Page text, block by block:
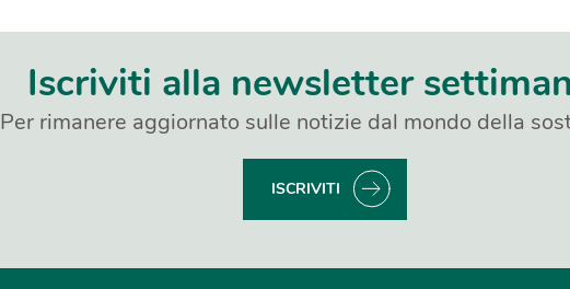
Iscriviti alla newsletter
Per rimanere aggiornato sulle notizie dal mondo della
ISCRIVITI